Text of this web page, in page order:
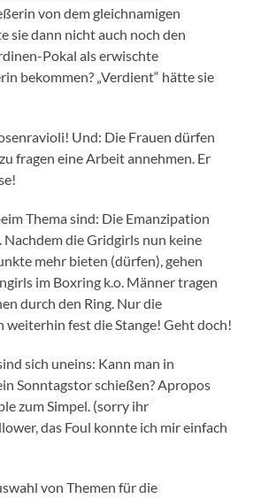
von dem gleichnamigen
sie dann nicht auch noch den
Pokal als erwischte
bekommen? „Verdient“ hätte sie
Und: Die Frauen dürfen
fragen eine Arbeit annehmen. Er
Thema sind: Die Emanzipation
Nachdem die Gridgirls nun keine
mehr bieten (dürfen), gehen
im Boxring k.o. Männer tragen
durch den Ring. Nur die
weiterhin fest die Stange! Geht doch!
sich uneins: Kann man in
Sonntagstor schießen? Apropos
zum Simpel. (sorry ihr
das Foul konnte ich mir einfach
von Themen für die